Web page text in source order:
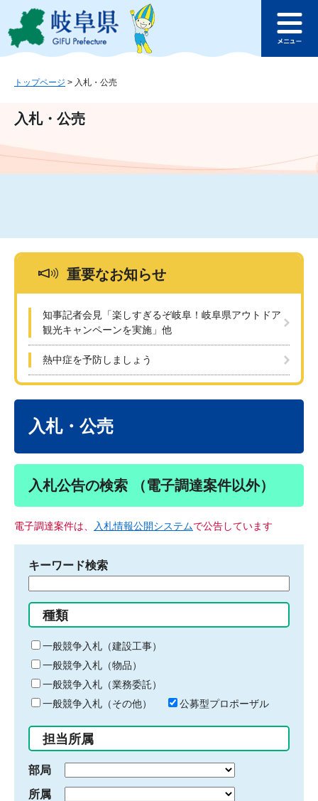
ジ
ュ
文
このページの本文へ
ュ
トップページ > 入札・公売
入札・公売
重要なお知らせ
知事記者会見「楽しすぎるぞ岐阜！岐阜県アウトドア
観光キャンペーンを実施」他
熱中症を予防しましょう
入札・公売
入札公告の検索 （電子調達案件以外）
電子調達案件は、 入札情報公開システムで公告しています
キーワード検索
る
キ
ー
ワ
ー
ド
入
力
種類
一般競争入札（建設工事）
一般競争入札（物品）
一般競争入札（業務委託）
一般競争入札（その他）
公募型プロポーザル
担当所属
部局
所属